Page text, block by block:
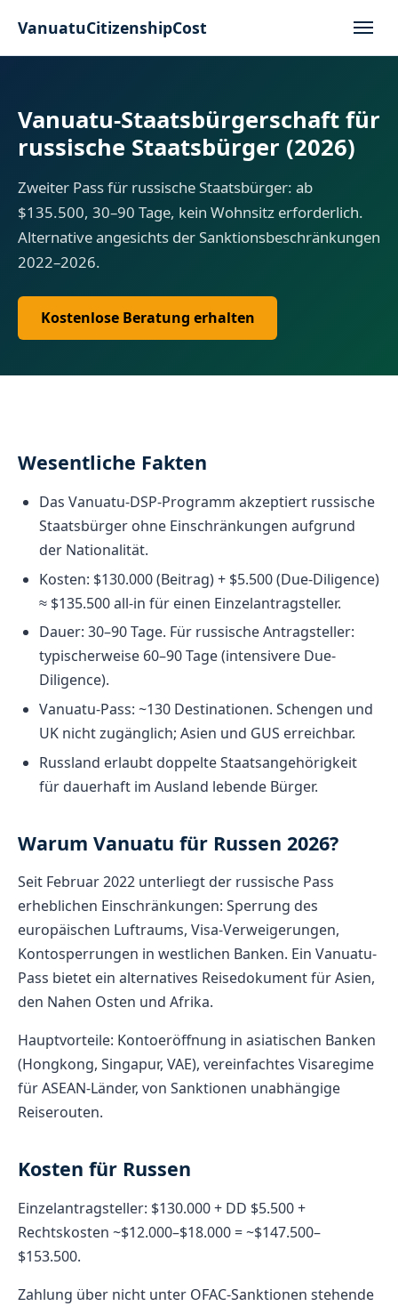
VanuatuCitizenshipCost
Vanuatu-Staatsbürgerschaft für
russische Staatsbürger (2026)
Zweiter Pass für russische Staatsbürger: ab
$135.500, 30–90 Tage, kein Wohnsitz erforderlich.
Alternative angesichts der Sanktionsbeschränkungen
2022–2026.
Kostenlose Beratung erhalten
Wesentliche Fakten
Das Vanuatu-DSP-Programm akzeptiert russische
Staatsbürger ohne Einschränkungen aufgrund
der Nationalität.
Kosten: $130.000 (Beitrag) + $5.500 (Due-Diligence)
≈ $135.500 all-in für einen Einzelantragsteller.
Dauer: 30–90 Tage. Für russische Antragsteller:
typischerweise 60–90 Tage (intensivere Due-
Diligence).
Vanuatu-Pass: ~130 Destinationen. Schengen und
UK nicht zugänglich; Asien und GUS erreichbar.
Russland erlaubt doppelte Staatsangehörigkeit
für dauerhaft im Ausland lebende Bürger.
Warum Vanuatu für Russen 2026?
Seit Februar 2022 unterliegt der russische Pass
erheblichen Einschränkungen: Sperrung des
europäischen Luftraums, Visa-Verweigerungen,
Kontosperrungen in westlichen Banken. Ein Vanuatu-
Pass bietet ein alternatives Reisedokument für Asien,
den Nahen Osten und Afrika.
Hauptvorteile: Kontoeröffnung in asiatischen Banken
(Hongkong, Singapur, VAE), vereinfachtes Visaregime
für ASEAN-Länder, von Sanktionen unabhängige
Reiserouten.
Kosten für Russen
Einzelantragsteller: $130.000 + DD $5.500 +
Rechtskosten ~$12.000–$18.000 = ~$147.500–
$153.500.
Zahlung über nicht unter OFAC-Sanktionen stehende